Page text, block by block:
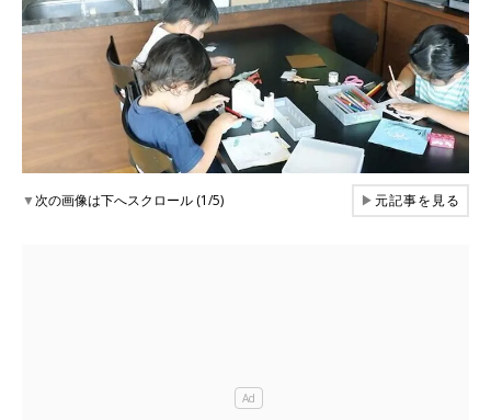
▼次の画像は下へスクロール (1/5) ▶元記事を見る